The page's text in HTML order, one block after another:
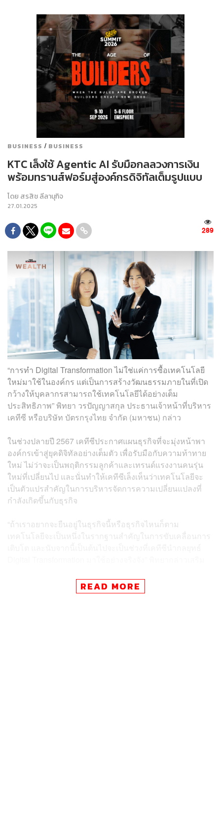
BUSINESS / BUSINESS
KTC เล็งใช้ Agentic AI รับมือกลลวงการเงิน
พร้อมทรานส์ฟอร์มสู่องค์กรดิจิทัลเต็มรูปแบบ
โดย สรสิช ลีลานุกิจ
27.01.2025
289
“การทำ Digital Transformation ไม่ใช่แค่การซื้อเทคโนโลยี
ใหม่มาใช้ในองค์กร แต่เป็นการสร้างวัฒนธรรมภายในที่เปิด
กว้างให้บุคลากรสามารถใช้เทคโนโลยีได้อย่างเต็ม
ประสิทธิภาพ” พิทยา วรปัญญาสกุล ​ประธานเจ้าหน้าที่บริหาร
เคทีซี หรือบริษัท บัตรกรุงไทย จำกัด (มหาชน) กล่าว
ในช่วงปลายปี 2567 เคทีซีประกาศแผนธุรกิจที่จะมุ่งหน้าพา
องค์กรเข้าสู่ยุคดิจิทัลอย่างเต็มตัว เพื่อรับมือกับความท้าทาย
ใหม่ ไม่ว่าจะเป็นพฤติกรรมลูกค้าและเทรนด์แรงงานคนรุ่น
ใหม่ที่เปลี่ยนไป และนั่นทำให้เคทีซีเล็งเห็นว่าเทคโนโลยีจะ
เป็นตัวแปรสำคัญในการบริหารจัดการความเปลี่ยนแปลงที่
กำลังเกิดขึ้นกับธุรกิจ
“ถ้าเราอยากจะยืนอยู่ในธุรกิจนี้หรือธุรกิจไหนก็ตาม
เทคโนโลยีจะเป็นหนึ่งในรากฐานสำคัญในการขับเคลื่อนการ
โดยหัวเรือใหญ่ผู้จะมากำหนดทิศทางธุรกิจของเคทีซีในด้าน
การเคลื่อนตัวไปสู่ธุรกิจดิจิทัลก็คือ วิไลวรรณ นพรัตน์​ ที่เพิ่ง
READ MORE